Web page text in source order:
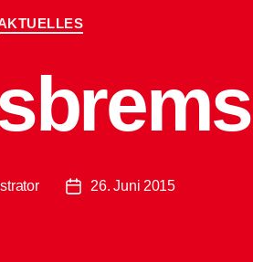
Kategorien
Beitragsdatum
26. Juni 2015